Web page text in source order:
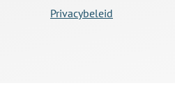
Privacybeleid